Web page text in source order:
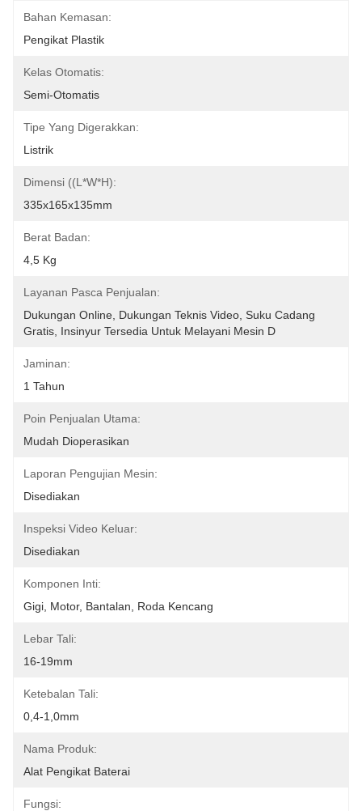
Bahan Kemasan:
Pengikat Plastik
Kelas Otomatis:
Semi-Otomatis
Tipe Yang Digerakkan:
Listrik
Dimensi ((L*W*H):
335x165x135mm
Berat Badan:
4,5 Kg
Layanan Pasca Penjualan:
Dukungan Online, Dukungan Teknis Video, Suku Cadang
Gratis, Insinyur Tersedia Untuk Melayani Mesin D
Jaminan:
1 Tahun
Poin Penjualan Utama:
Mudah Dioperasikan
Laporan Pengujian Mesin:
Disediakan
Inspeksi Video Keluar:
Disediakan
Komponen Inti:
Gigi, Motor, Bantalan, Roda Kencang
Lebar Tali:
16-19mm
Ketebalan Tali:
0,4-1,0mm
Nama Produk:
Alat Pengikat Baterai
Fungsi: